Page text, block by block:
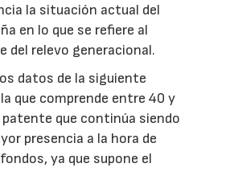
la situación actual del
en lo que se refiere al
del relevo generacional.
datos de la siguiente
que comprende entre 40 y
patente que continúa siendo
presencia a la hora de
ya que supone el